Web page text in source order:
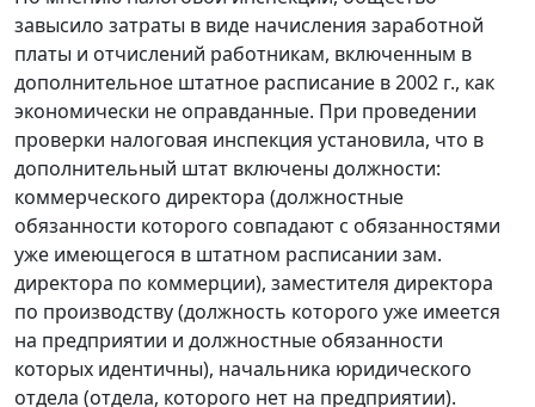
завысило затраты в виде начисления заработной
платы и отчислений работникам, включенным в
дополнительное штатное расписание в 2002 г., как
экономически не оправданные. При проведении
проверки налоговая инспекция установила, что в
дополнительный штат включены должности:
коммерческого директора (должностные
обязанности которого совпадают с обязанностями
уже имеющегося в штатном расписании зам.
директора по коммерции), заместителя директора
по производству (должность которого уже имеется
на предприятии и должностные обязанности
которых идентичны), начальника юридического
отдела (отдела, которого нет на предприятии).